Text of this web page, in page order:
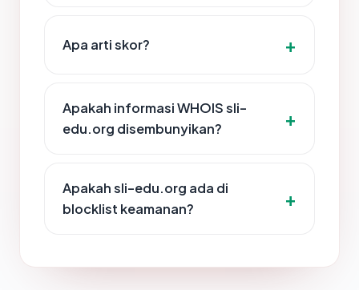
Apa arti skor?
Apakah informasi WHOIS sli-
edu.org disembunyikan?
Apakah sli-edu.org ada di
blocklist keamanan?